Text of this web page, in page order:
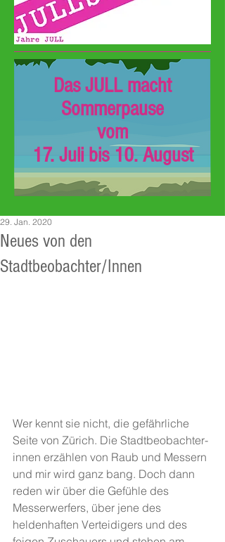
Das JULL macht
Sommerpause
vom
17. Juli bis 10. August
Neues von den
Stadtbeobachter/Innen
29. Jan. 2020
Wer kennt sie nicht, die gefährliche
Seite von Zürich. Die Stadtbeobachter-
innen erzählen von Raub und Messern
und mir wird ganz bang. Doch dann
reden wir über die Gefühle des
Messerwerfers, über jene des
heldenhaften Verteidigers und des